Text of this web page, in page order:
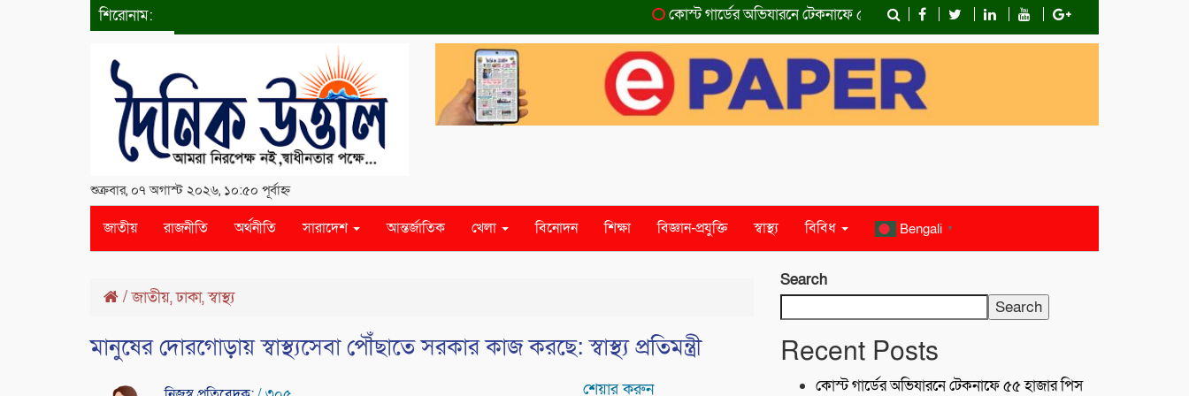
শিরোনাম: কোস্ট গার্ডের অভিযারনে টেকনাফে ৫৫ হাজার পিস ইয়াবাসহ মাদক কারবারি আটক
শুক্রবার, ০৭ অগাস্ট ২০২৬, ১০:৫০ পূর্বাহ্ন
জাতীয় রাজনীতি অর্থনীতি সারাদেশ আন্তর্জাতিক খেলা বিনোদন শিক্ষা বিজ্ঞান-প্রযুক্তি স্বাস্থ্য বিবিধ Bengali ▼
/জাতীয়,ঢাকা,স্বাস্থ্য
মানুষের দোরগোড়ায় স্বাস্থ্যসেবা পৌঁছাতে সরকার কাজ করছে: স্বাস্থ্য প্রতিমন্ত্রী
শেয়ার করুন
Search
Search
Recent Posts
কোস্ট গার্ডের অভিযারনে টেকনাফে ৫৫ হাজার পিস